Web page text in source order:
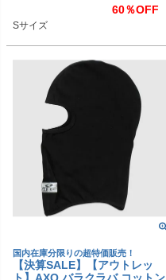
60％OFF
Sサイズ
国内在庫分限りの超特価販売！
【決算SALE】【アウトレッ
ト】AXO バラクラバ コットン